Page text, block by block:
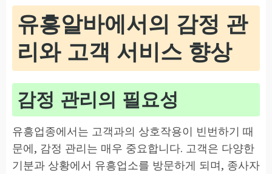
유흥알바에서의 감정 관
리와 고객 서비스 향상
감정 관리의 필요성
유흥업종에서는 고객과의 상호작용이 빈번하기 때
문에, 감정 관리는 매우 중요합니다. 고객은 다양한
기분과 상황에서 유흥업소를 방문하게 되며, 종사자